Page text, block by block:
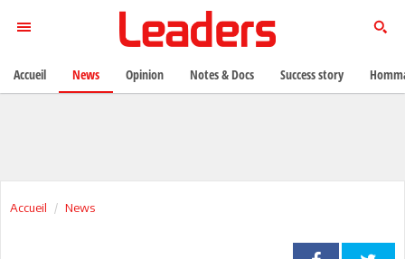
Accueil News
Accueil News Opinion Notes & Docs Success story